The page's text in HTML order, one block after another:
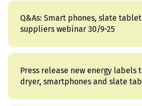
Q&As: Smart phones, slate
suppliers webinar 30/9-25
Press release new energy labels
dryer, smartphones and slate